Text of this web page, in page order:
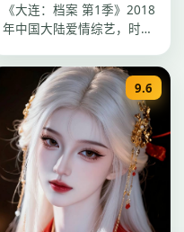
《大连：档案 第1季》2018
年中国大陆爱情综艺，时长
9.6